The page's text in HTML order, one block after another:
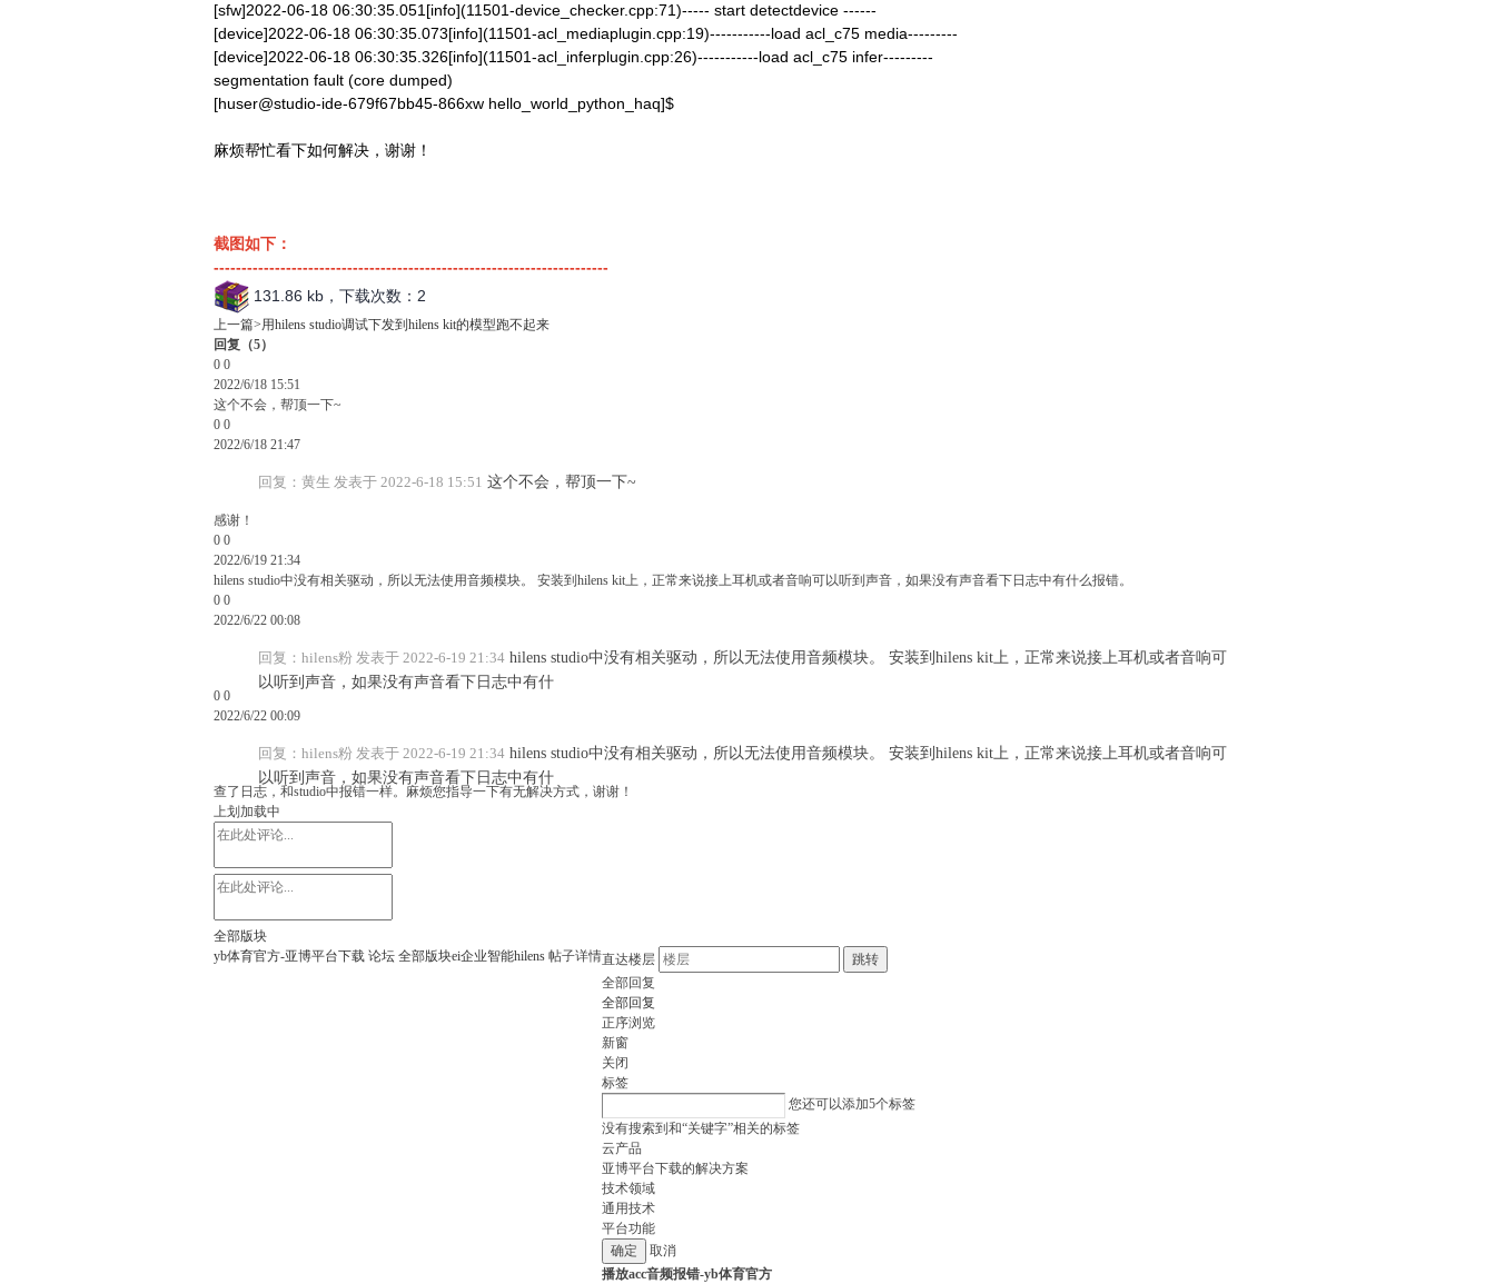
[sfw]2022-06-18 06:30:35.051[info](11501-device_checker.cpp:71)----- start detectdevice ------
[device]2022-06-18 06:30:35.073[info](11501-acl_mediaplugin.cpp:19)-----------load acl_c75 media---------
[device]2022-06-18 06:30:35.326[info](11501-acl_inferplugin.cpp:26)-----------load acl_c75 infer---------
segmentation fault (core dumped)
[huser@studio-ide-679f67bb45-866xw hello_world_python_haq]$
麻烦帮忙看下如何解决，谢谢！
截图如下：
-----------------------------------------------------------------------
131.86 kb，下载次数：2
上一篇>用hilens studio调试下发到hilens kit的模型跑不起来
回复 （5）
0 0
2022/6/18 15:51
这个不会，帮顶一下~
0 0
2022/6/18 21:47
回复：黄生 发表于 2022-6-18 15:51 这个不会，帮顶一下~
感谢！
0 0
2022/6/19 21:34
hilens studio中没有相关驱动，所以无法使用音频模块。 安装到hilens kit上，正常来说接上耳机或者音响可以听到声音，如果没有声音看下日志中有什么报错。
0 0
2022/6/22 00:08
回复：hilens粉 发表于 2022-6-19 21:34 hilens studio中没有相关驱动，所以无法使用音频模块。 安装到hilens kit上，正常来说接上耳机或者音响可
以听到声音，如果没有声音看下日志中有什
0 0
2022/6/22 00:09
回复：hilens粉 发表于 2022-6-19 21:34 hilens studio中没有相关驱动，所以无法使用音频模块。 安装到hilens kit上，正常来说接上耳机或者音响可
以听到声音，如果没有声音看下日志中有什
查了日志，和studio中报错一样。麻烦您指导一下有无解决方式，谢谢！
上划加载中
全部版块
yb体育官方-亚博平台下载 论坛 全部版块ei企业智能hilens 帖子详情直达楼层
跳转
全部回复
全部回复
正序浏览
新窗
关闭
标签
您还可以添加5个标签
没有搜索到和“关键字”相关的标签
云产品
亚博平台下载的解决方案
技术领域
通用技术
平台功能
取消
播放acc音频报错-yb体育官方